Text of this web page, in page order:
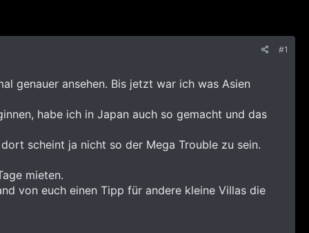
#1
genauer ansehen. Bis jetzt war ich was Asien
habe ich in Japan auch so gemacht und das
scheint ja nicht so der Mega Trouble zu sein.
mieten.
von euch einen Tipp für andere kleine Villas die